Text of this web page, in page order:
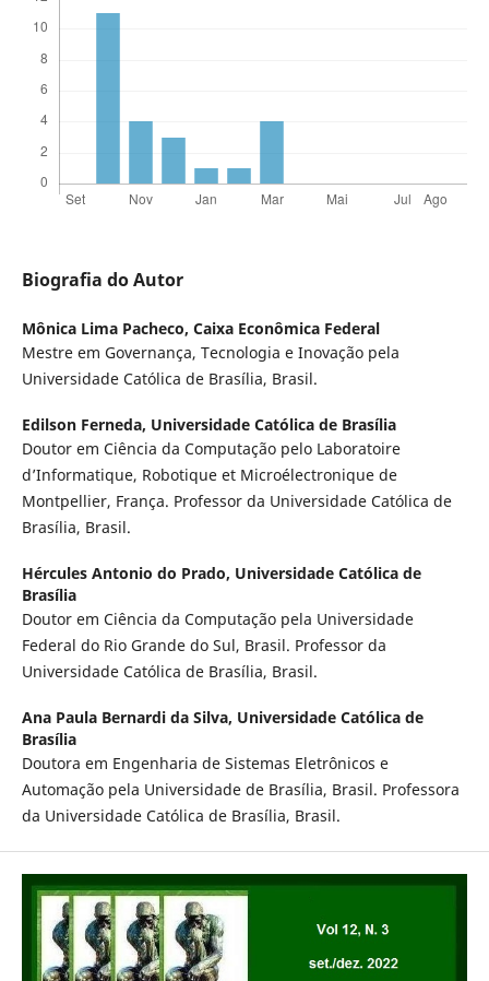
Biografia do Autor
Mônica Lima Pacheco, Caixa Econômica Federal
Mestre em Governança, Tecnologia e Inovação pela
Universidade Católica de Brasília, Brasil.
Edilson Ferneda, Universidade Católica de Brasília
Doutor em Ciência da Computação pelo Laboratoire
d’Informatique, Robotique et Microélectronique de
Montpellier, França. Professor da Universidade Católica de
Brasília, Brasil.
Hércules Antonio do Prado, Universidade Católica de
Brasília
Doutor em Ciência da Computação pela Universidade
Federal do Rio Grande do Sul, Brasil. Professor da
Universidade Católica de Brasília, Brasil.
Ana Paula Bernardi da Silva, Universidade Católica de
Brasília
Doutora em Engenharia de Sistemas Eletrônicos e
Automação pela Universidade de Brasília, Brasil. Professora
da Universidade Católica de Brasília, Brasil.